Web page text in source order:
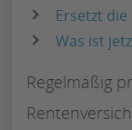
Ersetzt
Was ist
Regelmäßig